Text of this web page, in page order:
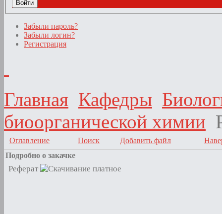
Забыли пароль?
Забыли логин?
Регистрация
Главная Кафедры
биоорганической химии
Оглавление Поиск Добавить файл
Подробно о закачке
Реферат